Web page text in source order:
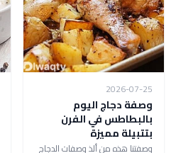
2026-07-25
وصفة دجاج اليوم
بالبطاطس في الفرن
بتتبيلة مميزة
وصفتنا هذه من ألذ وصفات الدجاج